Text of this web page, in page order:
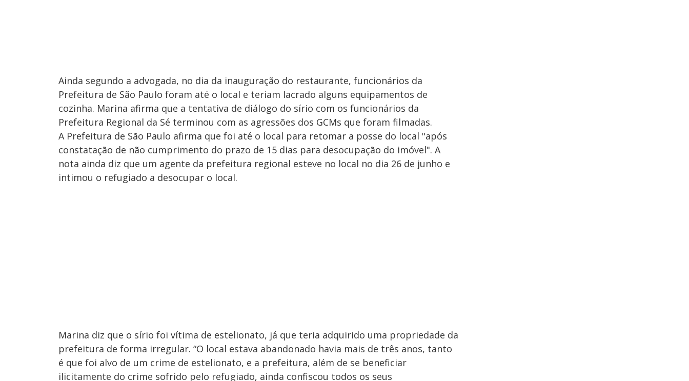
Ainda segundo a advogada, no dia da inauguração do restaurante, funcionários da
Prefeitura de São Paulo foram até o local e teriam lacrado alguns equipamentos de
cozinha. Marina afirma que a tentativa de diálogo do sírio com os funcionários da
Prefeitura Regional da Sé terminou com as agressões dos GCMs que foram filmadas.
A Prefeitura de São Paulo afirma que foi até o local para retomar a posse do local "após
constatação de não cumprimento do prazo de 15 dias para desocupação do imóvel". A
nota ainda diz que um agente da prefeitura regional esteve no local no dia 26 de junho e
intimou o refugiado a desocupar o local.
Marina diz que o sírio foi vítima de estelionato, já que teria adquirido uma propriedade da
prefeitura de forma irregular. “O local estava abandonado havia mais de três anos, tanto
é que foi alvo de um crime de estelionato, e a prefeitura, além de se beneficiar
ilicitamente do crime sofrido pelo refugiado, ainda confiscou todos os seus